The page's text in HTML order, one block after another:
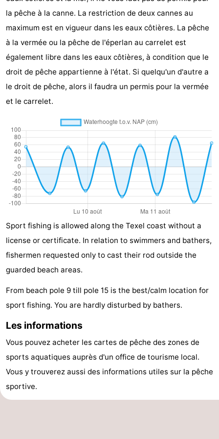
et
faire
Lieux
d'intérêt
-
Musées
-
Monuments
Églises
-
Moulins
Points
de
vue
Attractions
Croisières
Terrains
de
-
Parcours
mini-
golf
Nature
guidées
Sports
-
Piscines
-
Faire
du
-
Randonnée
-
la pêche à la canne. La restriction de deux cannes au
maximum est en vigueur dans les eaux côtières. La pêche
à la vermée ou la pêche de l'éperlan au carrelet est
également libre dans les eaux côtières, à condition que le
droit de pêche appartienne à l'état. Si quelqu'un d'autre a
le droit de pêche, alors il faudra un permis pour la vermée
et le carrelet.
Sport fishing is allowed along the Texel coast without a
license or certificate. In relation to swimmers and bathers,
fishermen requested only to cast their rod outside the
guarded beach areas.
From beach pole 9 till pole 15 is the best/calm location for
sport fishing. You are hardly disturbed by bathers.
Les informations
Vous pouvez acheter les cartes de pêche des zones de
sports aquatiques auprès d'un office de tourisme local.
Vous y trouverez aussi des informations utiles sur la pêche
sportive.